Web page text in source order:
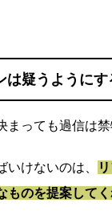
は疑うようにす
っても過信は禁
けないのは、
ものを提案して